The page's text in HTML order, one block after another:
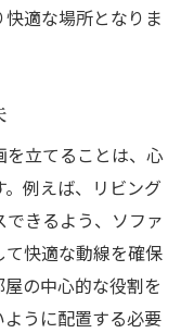
適な場所となりま
立てることは、心
例えば、リビング
きるよう、ソファ
快適な動線を確保
の中心的な役割を
うに配置する必要